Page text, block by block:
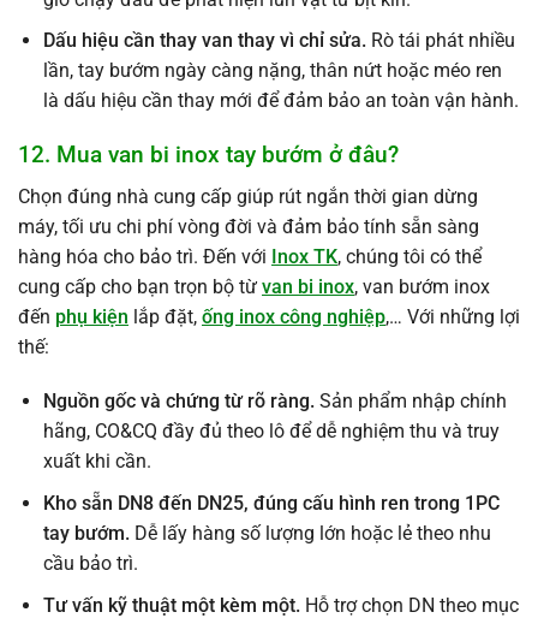
Dấu hiệu cần thay van thay vì chỉ sửa.Rò tái phát nhiều
lần, tay bướm ngày càng nặng, thân nứt hoặc méo ren
là dấu hiệu cần thay mới để đảm bảo an toàn vận hành.
12. Mua van bi inox tay bướm ở đâu?
Chọn đúng nhà cung cấp giúp rút ngắn thời gian dừng
máy, tối ưu chi phí vòng đời và đảm bảo tính sẵn sàng
hàng hóa cho bảo trì. Đến với Inox TK, chúng tôi có thể
cung cấp cho bạn trọn bộ từ van bi inox, van bướm inox
đến phụ kiện lắp đặt, ống inox công nghiệp,… Với những lợi
thế:
Nguồn gốc và chứng từ rõ ràng.Sản phẩm nhập chính
hãng, CO&CQ đầy đủ theo lô để dễ nghiệm thu và truy
xuất khi cần.
Kho sẵn DN8 đến DN25, đúng cấu hình ren trong 1PC
tay bướm.Dễ lấy hàng số lượng lớn hoặc lẻ theo nhu
cầu bảo trì.
Tư vấn kỹ thuật một kèm một.Hỗ trợ chọn DN theo mục